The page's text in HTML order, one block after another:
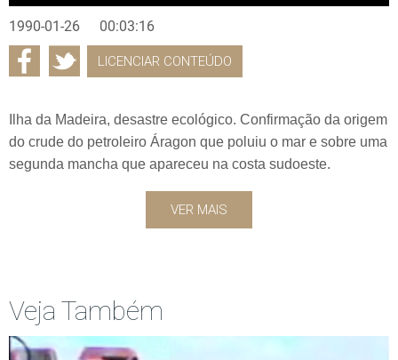
1990-01-26 00:03:16
LICENCIAR CONTEÚDO
Ilha da Madeira, desastre ecológico. Confirmação da origem
do crude do petroleiro Áragon que poluiu o mar e sobre uma
segunda mancha que apareceu na costa sudoeste.
VER MAIS
Veja Também